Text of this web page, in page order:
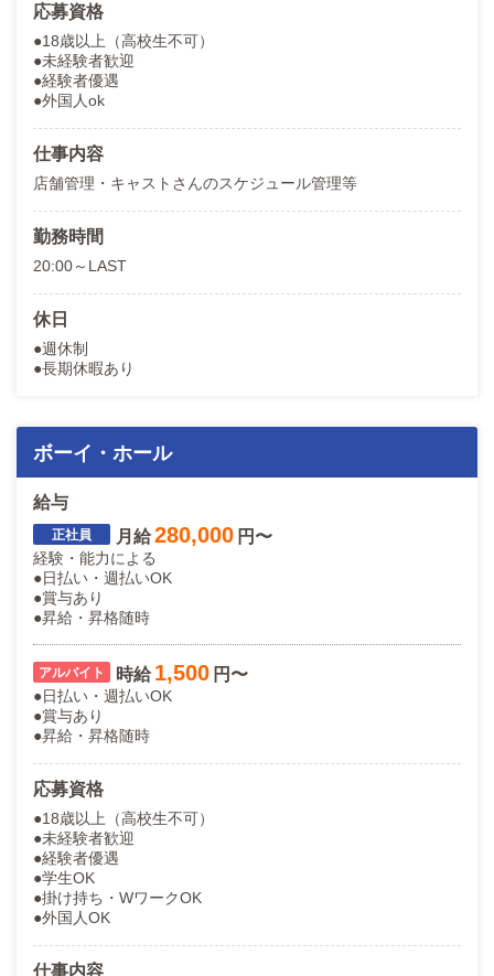
応募資格
●18歳以上（高校生不可）
●未経験者歓迎
●経験者優遇
●外国人ok
仕事内容
店舗管理・キャストさんのスケジュール管理等
勤務時間
20:00～LAST
休日
●週休制
●長期休暇あり
ボーイ・ホール
給与
月給280,000 円〜
経験・能力による
●日払い・週払いOK
●賞与あり
●昇給・昇格随時
時給 1,500 円〜
●日払い・週払いOK
●賞与あり
●昇給・昇格随時
応募資格
●18歳以上（高校生不可）
●未経験者歓迎
●経験者優遇
●学生OK
●掛け持ち・WワークOK
●外国人OK
仕事内容